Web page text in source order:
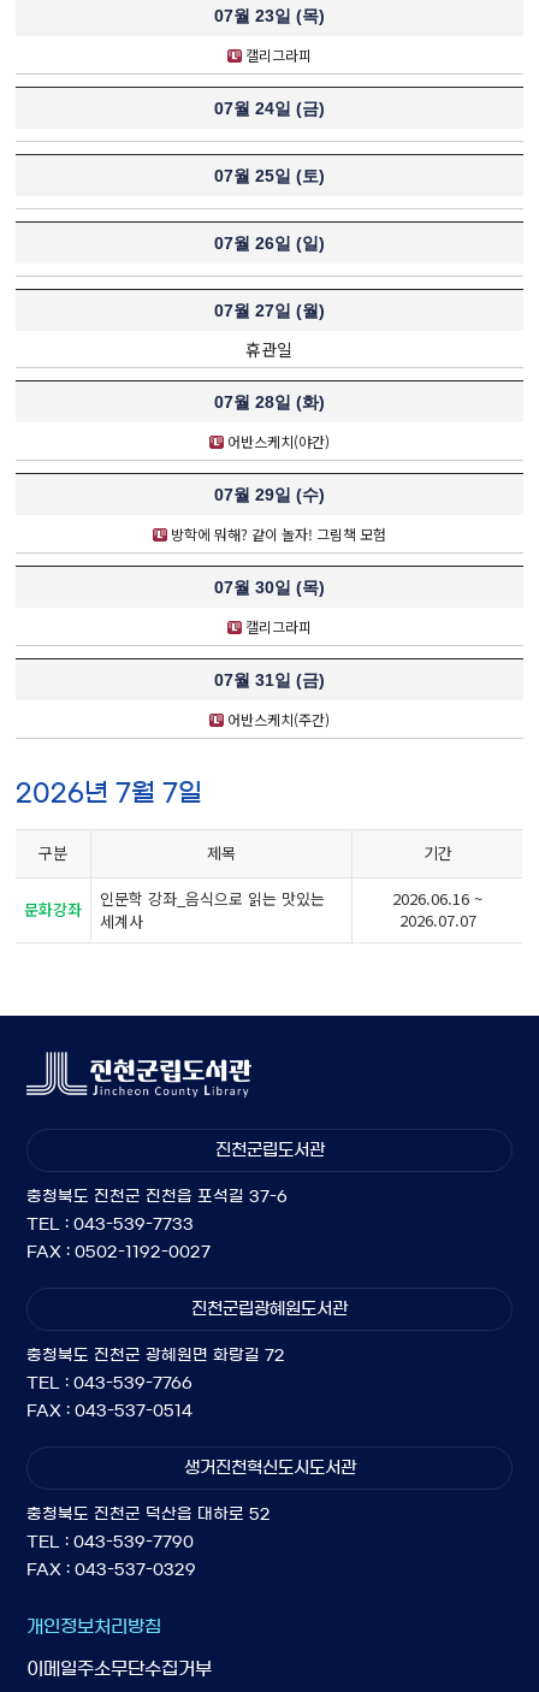
07월 23일 (목)
캘리그라피
07월 24일 (금)
07월 25일 (토)
07월 26일 (일)
07월 27일 (월)
휴관일
07월 28일 (화)
어반스케치(야간)
07월 29일 (수)
방학에 뭐해? 같이 놀자! 그림책 모험
07월 30일 (목)
캘리그라피
07월 31일 (금)
어반스케치(주간)
2026년 7월 7일
구분 제목 기간
문화강좌
인문학 강좌_음식으로 읽는 맛있는
세계사
2026.06.16 ~
2026.07.07
진천군립도서관
충청북도 진천군 진천읍 포석길 37-6
TEL : 043-539-7733
FAX : 0502-1192-0027
진천군립광혜원도서관
충청북도 진천군 광혜원면 화랑길 72
TEL : 043-539-7766
FAX : 043-537-0514
생거진천혁신도시도서관
충청북도 진천군 덕산읍 대하로 52
TEL : 043-539-7790
FAX : 043-537-0329
개인정보처리방침
이메일주소무단수집거부